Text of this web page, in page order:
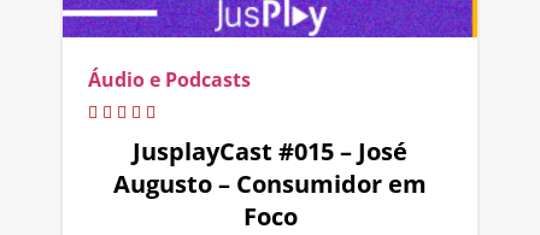
Áudio e Podcasts
JusplayCast #015 – José
Augusto – Consumidor em
Foco